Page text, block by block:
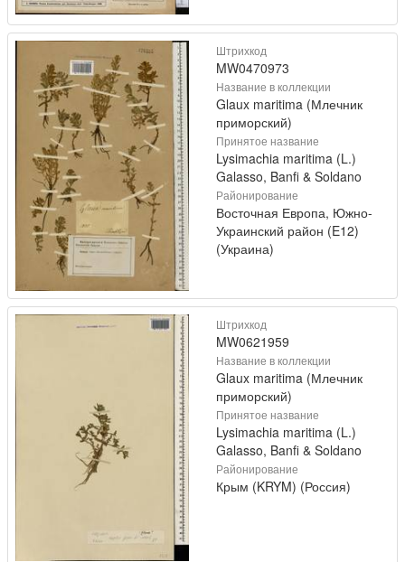
Штрихкод
MW0470973
Название в коллекции
Glaux maritima (Млечник
приморский)
Принятое название
Lysimachia maritima (L.)
Galasso, Banfi & Soldano
Районирование
Восточная Европа, Южно-
Украинский район (E12)
(Украина)
Штрихкод
MW0621959
Название в коллекции
Glaux maritima (Млечник
приморский)
Принятое название
Lysimachia maritima (L.)
Galasso, Banfi & Soldano
Районирование
Крым (KRYM) (Россия)